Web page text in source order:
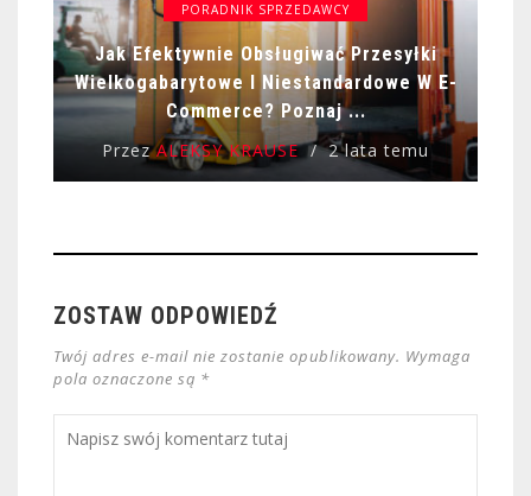
PORADNIK SPRZEDAWCY
Jak Efektywnie Obsługiwać Przesyłki
Wielkogabarytowe I Niestandardowe W E-
Commerce? Poznaj ...
PrzezALEKSY KRAUSE 2 lata temu
ZOSTAW ODPOWIEDŹ
Twój adres e-mail nie zostanie opublikowany. Wymaga
pola oznaczone są *